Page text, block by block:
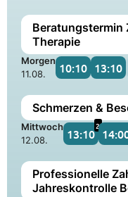
Beratungstermin
Therapie
Morgen
11.08.
10:10 13:10
Schmerzen &
Mittwoch
12.08.
13:10
2
Professionelle
Jahreskontrolle